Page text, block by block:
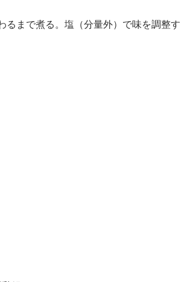
るまで煮る。塩（分量外）で味を調整す